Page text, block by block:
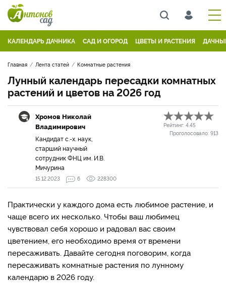
КАЛЕНДАРЬ ДАЧНИКА САД И ОГОРОД ЦВЕТЫ И РАСТЕНИЯ
Главная Лента статей Комнатные растения
Лунный календарь пересадки комнатных
растений и цветов на 2026 год
Хромов Николай
Владимирович
Кандидат с.-х. наук,
старший научный
сотрудник ФНЦ им. И.В.
Мичурина
Рейтинг: 4.45
Проголосовало: 913
15.12.2023 6 228300
Практически у каждого дома есть любимое растение, и
чаще всего их несколько. Чтобы ваш любимец
чувствовал себя хорошо и радовал вас своим
цветением, его необходимо время от времени
пересаживать. Давайте сегодня поговорим, когда
пересаживать комнатные растения по лунному
календарю в 2026 году.